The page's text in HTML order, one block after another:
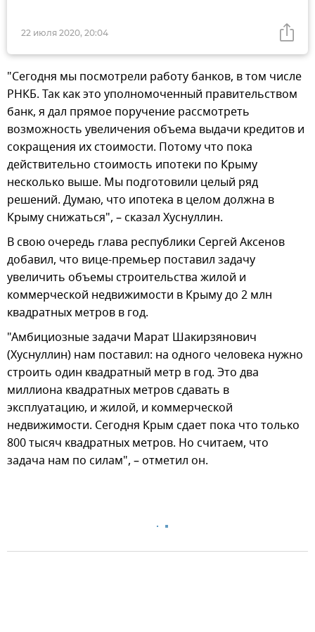
22 июля 2020, 20:04
"Сегодня мы посмотрели работу банков, в том числе
РНКБ. Так как это уполномоченный правительством
банк, я дал прямое поручение рассмотреть
возможность увеличения объема выдачи кредитов и
сокращения их стоимости. Потому что пока
действительно стоимость ипотеки по Крыму
несколько выше. Мы подготовили целый ряд
решений. Думаю, что ипотека в целом должна в
Крыму снижаться", – сказал Хуснуллин.
В свою очередь глава республики Сергей Аксенов
добавил, что вице-премьер поставил задачу
увеличить объемы строительства жилой и
коммерческой недвижимости в Крыму до 2 млн
квадратных метров в год.
"Амбициозные задачи Марат Шакирзянович
(Хуснуллин) нам поставил: на одного человека нужно
строить один квадратный метр в год. Это два
миллиона квадратных метров сдавать в
эксплуатацию, и жилой, и коммерческой
недвижимости. Сегодня Крым сдает пока что только
800 тысяч квадратных метров. Но считаем, что
задача нам по силам", – отметил он.